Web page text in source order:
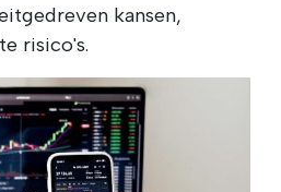
kansen,
risico's.